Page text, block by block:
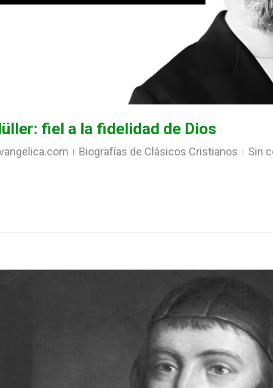
fiel a la fidelidad de Dios
Biografías de Clásicos Cristianos Sin